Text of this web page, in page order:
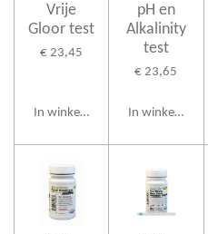
Vrije
Gloor test
€ 23,45
In winkelwagen
pH en
Alkalinity
test
€ 23,65
In winkelwagen